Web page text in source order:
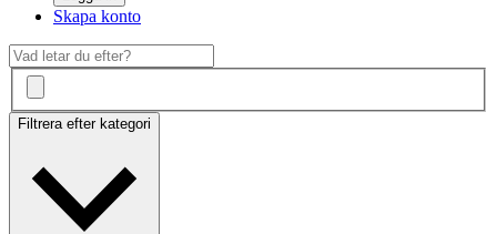
Skapa konto
Filtrera efter kategori